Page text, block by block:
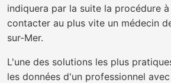
indiquera par la suite la procédure
contacter au plus vite un médecin
sur-Mer.
L'une des solutions les plus
les données d'un professionnel